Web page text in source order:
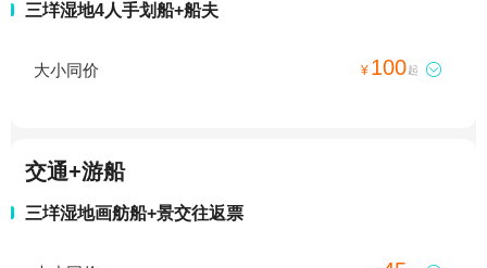
三垟湿地4人手划船+船夫
大小同价 ¥ 100起 
交通+游船
三垟湿地画舫船+景交往返票